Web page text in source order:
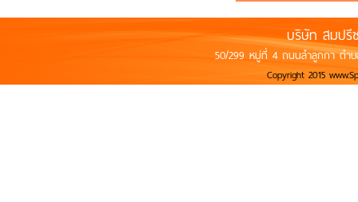
บริษัท สมปรี
50/299 หมู่ที่ 4 ถนนลำลูกกา ตำบ
Copyright 2015